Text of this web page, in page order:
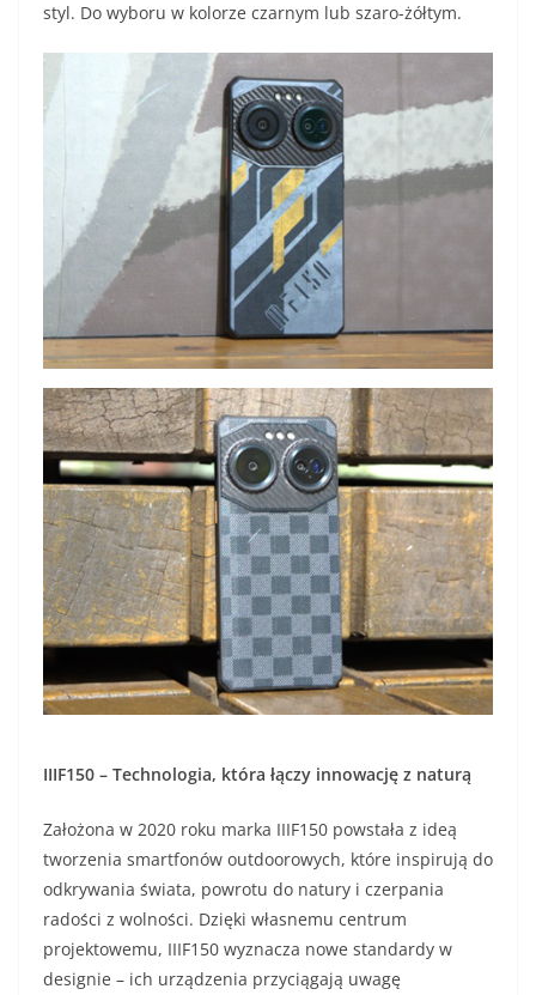
styl. Do wyboru w kolorze czarnym lub szaro-żółtym.
IIIF150 – Technologia, która łączy innowację z naturą
Założona w 2020 roku marka IIIF150 powstała z ideą
tworzenia smartfonów outdoorowych, które inspirują do
odkrywania świata, powrotu do natury i czerpania
radości z wolności. Dzięki własnemu centrum
projektowemu, IIIF150 wyznacza nowe standardy w
designie – ich urządzenia przyciągają uwagę